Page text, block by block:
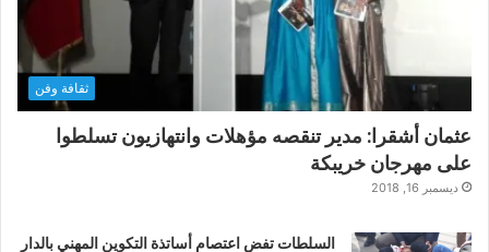
ثقافة وفن
عثمان أشقرا: مدير تنقصه مؤهلات وانتهازيون تسلطوا
على مهرجان خريبكة
ديسمبر 16, 2018
السلطات تفض اعتصام أساتذة التكوين المهني بالدار